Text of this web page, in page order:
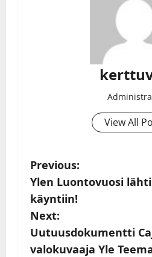
View All
P
o
s
t
Previous:
Ylen Luontovuosi
käyntiin!
Next:
Uutuusdokumentti
valokuvaaja Yle